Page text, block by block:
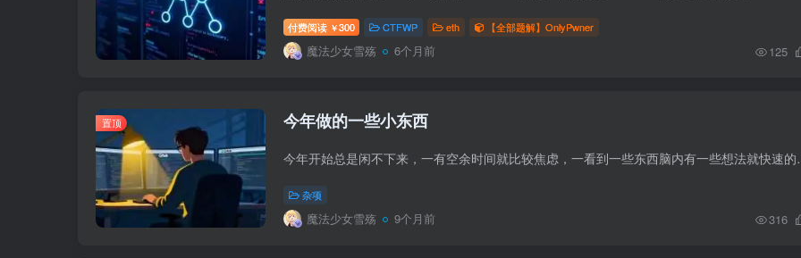
付费阅读 ￥300 CTFWP eth 【全部题解】OnlyPwner
魔法少女雪殇 6个月前 125
置顶 今年做的一些小东西
今年开始总是闲不下来，一有空余时间
杂项
魔法少女雪殇 9个月前 316